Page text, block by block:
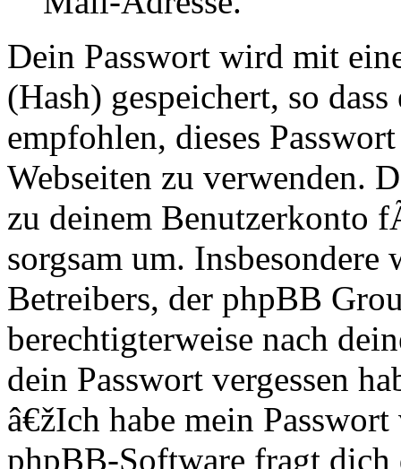
Dein Passwort wird mit
(Hash) gespeichert, so
empfohlen, dieses
Webseiten zu verwenden.
zu deinem Benutzerkonto
sorgsam um.
Betreibers, der phpBB
berechtigterweise nach
dein Passwort vergessen
â€žIch habe mein
phpBB-Software fragt dich